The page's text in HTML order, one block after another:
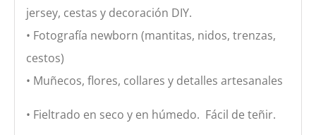
jersey, cestas y decoración DIY.
• Fotografía newborn (mantitas, nidos, trenzas,
cestos)
• Muñecos, flores, collares y detalles artesanales
• Fieltrado en seco y en húmedo. Fácil de teñir.